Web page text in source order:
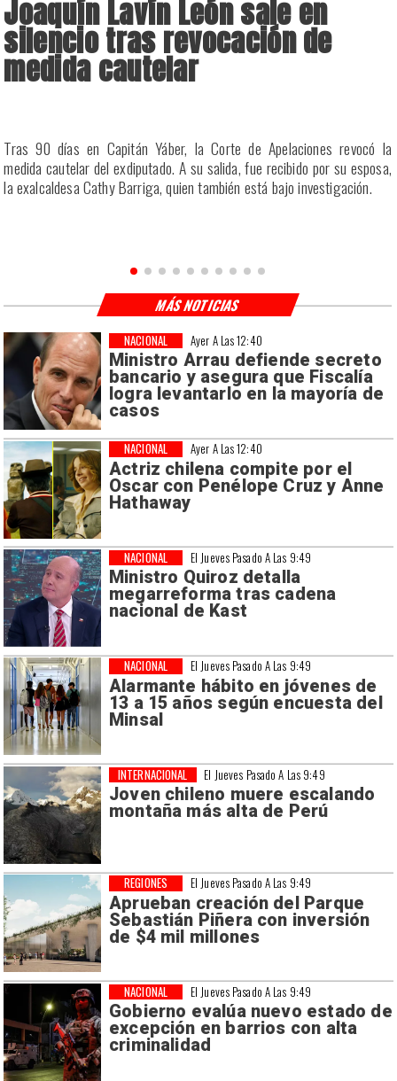
Joaquín Lavín León sale en
silencio tras revocación de
medida cautelar
Tras 90 días en Capitán Yáber, la Corte de Apelaciones revocó la
medida cautelar del exdiputado. A su salida, fue recibido por su esposa,
la exalcaldesa Cathy Barriga, quien también está bajo investigación.
Ayer A Las 12:40
Ministro Arrau defiende secreto
bancario y asegura que Fiscalía
logra levantarlo en la mayoría de
casos
NACIONAL
Ayer A Las 12:40
Actriz chilena compite por el
Oscar con Penélope Cruz y Anne
Hathaway
NACIONAL
El Jueves Pasado A Las 9:49
Ministro Quiroz detalla
megarreforma tras cadena
nacional de Kast
NACIONAL
El Jueves Pasado A Las 9:49
Alarmante hábito en jóvenes de
13 a 15 años según encuesta del
Minsal
NACIONAL
El Jueves Pasado A Las 9:49
Joven chileno muere escalando
montaña más alta de Perú
INTERNACIONAL
El Jueves Pasado A Las 9:49
Aprueban creación del Parque
Sebastián Piñera con inversión
de $4 mil millones
REGIONES
El Jueves Pasado A Las 9:49
Gobierno evalúa nuevo estado de
excepción en barrios con alta
criminalidad
NACIONAL
MÁS NOTICIAS